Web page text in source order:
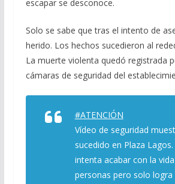
escapar se desconoce.
Solo se sabe que tras el intento de
herido. Los hechos sucedieron al
La muerte violenta quedó registrada
cámaras de seguridad del
#ATENCIÓN
Vídeo de seguridad
sucedido en Plaza Lagos.
intenta acabar con la
personas pero solo logra